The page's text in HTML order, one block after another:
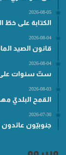
2026-08-05
الكتابة على خطّ
2026-08-04
قانون الصيد
2026-08-04
ستّ سنوات على
2026-08-03
القمح البلديّ
2026-07-30
جنوبيّون
وسوم